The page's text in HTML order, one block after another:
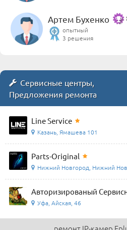
Артем Бухенко
опытный
3 решения
Сервисные центры,
Предложения ремонта
Line Service
Казань, Ямашева 101
Parts-Original
Нижний Новгород, Нижний
Авторизированый
Уфа, Айская, 46